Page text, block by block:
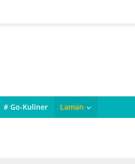
# Go-Kuliner Laman